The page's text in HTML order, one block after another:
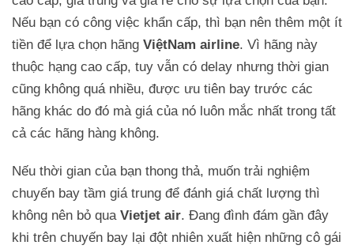
Nếu bạn có công việc khẩn cấp, thì bạn nên thêm một ít
tiền để lựa chọn hãng ViệtNam airline. Vì hãng này
thuộc hạng cao cấp, tuy vẫn có delay nhưng thời gian
cũng không quá nhiều, được ưu tiên bay trước các
hãng khác do đó mà giá của nó luôn mắc nhất trong tất
cả các hãng hàng không.
Nếu thời gian của bạn thong thả, muốn trải nghiệm
chuyến bay tầm giá trung để đánh giá chất lượng thì
không nên bỏ qua Vietjet air. Đang đình đám gần đây
khi trên chuyến bay lại đột nhiên xuất hiện những cô gái